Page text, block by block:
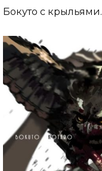
Бокуто с крыльями.